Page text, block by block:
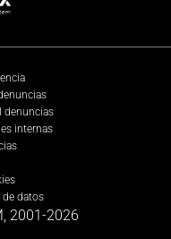
denuncias
internas
de datos
2001-2026